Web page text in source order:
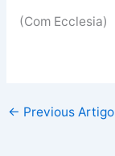
(Com Ecclesia)
← Previous Artigo